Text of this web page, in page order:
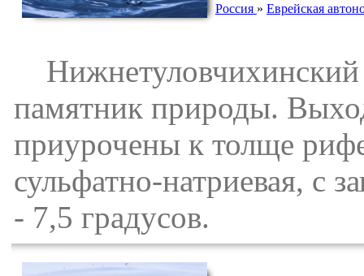
Россия » Еврейская
Нижнетуловчихинский
памятник природы.
приурочены к толще
сульфатно-натриевая, с
- 7,5 градусов.